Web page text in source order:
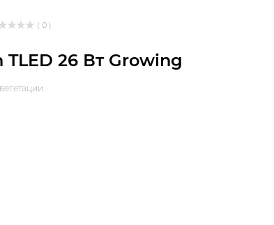
( 0 )
26 Вт Growing